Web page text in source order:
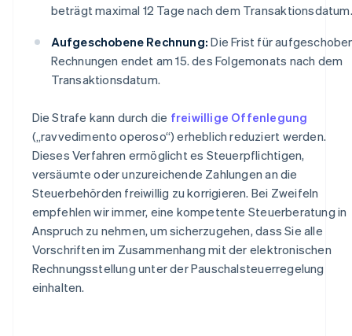
beträgt maximal 12 Tage nach dem Transaktionsdatum.
Aufgeschobene Rechnung: Die Frist für
Rechnungen endet am 15. des Folgemonats nach dem
Transaktionsdatum.
Die Strafe kann durch die freiwillige Offenlegung
(„ravvedimento operoso“) erheblich reduziert werden.
Dieses Verfahren ermöglicht es Steuerpflichtigen,
versäumte oder unzureichende Zahlungen an die
Steuerbehörden freiwillig zu korrigieren. Bei Zweifeln
empfehlen wir immer, eine kompetente Steuerberatung in
Anspruch zu nehmen, um sicherzugehen, dass Sie alle
Vorschriften im Zusammenhang mit der elektronischen
Rechnungsstellung unter der Pauschalsteuerregelung
einhalten.